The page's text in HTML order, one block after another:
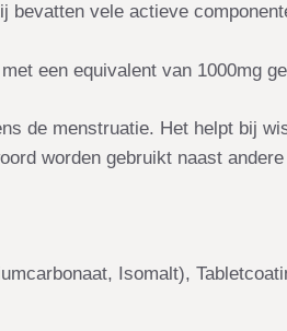
vele actieve
een equivalent van 1000mg
de menstruatie. Het helpt bij
worden gebruikt naast
Isomalt),